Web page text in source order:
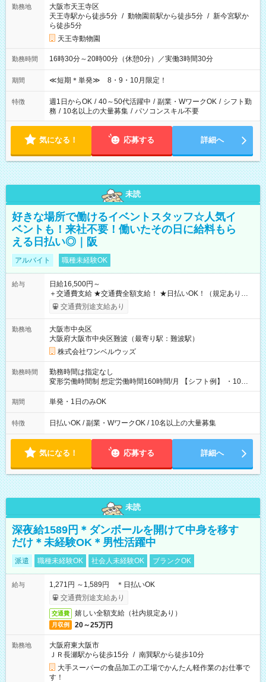
勤務地
大阪市天王寺区
天王寺駅から徒歩5分 / 動物園前駅から徒歩5分 / 新今宮駅か
ら徒歩5分
天王寺動物園
勤務時間 16時30分～20時00分（休憩0分）／実働3時間30分
期間 ≪短期＊単発≫ 8・9・10月限定！
特徴 週1日からOK / 40～50代活躍中 / 副業・WワークOK / シフト勤
務 / 10名以上の大量募集 / パソコンスキル不要
気になる！ 応募する 詳細へ
未読
好きな場所で働けるイベントスタッフ☆人気イ
ベントも！来社不要！働いたその日に給料もら
える日払い◎｜阪
アルバイト 職種未経験OK
給与
日給16,500円～
＋交通費支給 ★交通費全額支給！ ★日払いOK！（規定あり） ┗
働いたその日に現金GET♪ お仕事後はコンビニATMから 日払
交通費別途支給あり
勤務地
大阪市中央区
大阪府大阪市中央区難波（最寄り駅：難波駅）
株式会社ワンベルウッズ
勤務時間
勤務時間は指定なし
変形労働時間制 想定労働時間160時間/月 【シフト例】 ・10：
00～20：00
期間 単発・1日のみOK
特徴 日払いOK / 副業・WワークOK / 10名以上の大量募集
気になる！ 応募する 詳細へ
未読
深夜給1589円＊ダンボールを開けて中身を移す
だけ＊未経験OK＊男性活躍中
派遣 職種未経験OK 社会人未経験OK ブランクOK
給与
1,271円 ～1,589円 ＊日払いOK
交通費別途支給あり
交通費 嬉しい全額支給（社内規定あり）
月収例 20～25万円
勤務地
大阪府東大阪市
ＪＲ長瀬駅から徒歩15分 / 南巽駅から徒歩10分
大手スーパーの食品加工の工場でかんたん軽作業のお仕事で
す！